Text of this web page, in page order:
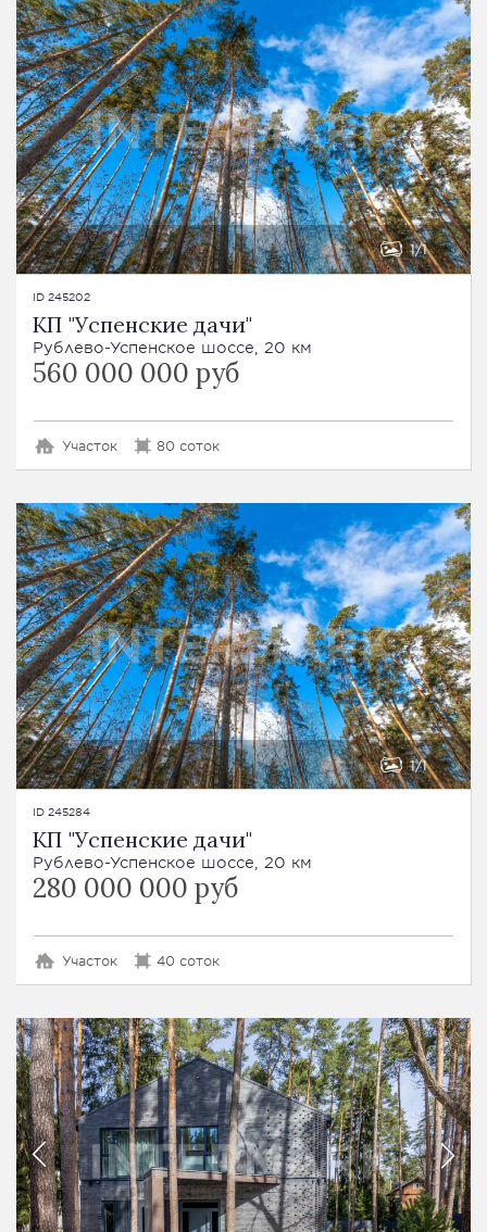
1 1
ID 245202
КП "Успенские дачи"
Рублево-Успенское шоссе, 20 км
560 000 000 руб
Участок 80 соток
1 1
ID 245284
КП "Успенские дачи"
Рублево-Успенское шоссе, 20 км
280 000 000 руб
Участок 40 соток